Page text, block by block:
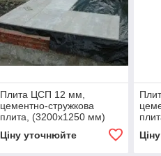
Плита ЦСП 12 мм,
цементно-стружкова
плита, (3200х1250 мм)
для підлогових покриттів і
основ під підлоги
Ціну уточнюйте